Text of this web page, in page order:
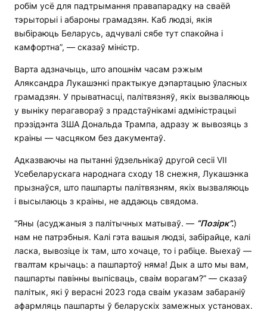
робім усё для падтрымання правапарадку на сваёй
тэрыторыі і абароны грамадзян. Каб людзі, якія
выбіраюць Беларусь, адчувалі сябе тут спакойна і
камфортна”, — сказаў міністр.
Варта адзначыць, што апошнім часам рэжым
Аляксандра Лукашэнкі практыкуе дэпартацыю ўласных
грамадзян. У прыватнасці, палітвязняў, якіх вызваляюць
у выніку перагавораў з прадстаўнікамі адміністрацыі
прэзідэнта ЗША Дональда Трампа, адразу ж вывозяць з
краіны — часцяком без дакументаў.
Адказваючы на ​​пытанні ўдзельнікаў другой сесіі VII
Усебеларускага народнага сходу 18 снежня, Лукашэнка
прызнаўся, што пашпарты палітвязням, якіх вызваляюць
і высылаюць з краіны, не аддаюць свядома.
“Яны (асуджаныя з палітычных матываў. — “Позірк”.)
нам не патрэбныя. Калі гэта вашыя людзі, забірайце, калі
ласка, вывозіце іх там, што хочаце, то і рабіце. Выехаў —
гвалтам крычаць: а пашпартоў няма! Дык а што мы вам,
пашпарты павінны выпісваць, сваім ворагам?” — сказаў
палітык, які ў верасні 2023 года сваім указам забараніў
афармляць пашпарты ў беларускіх замежных установах.